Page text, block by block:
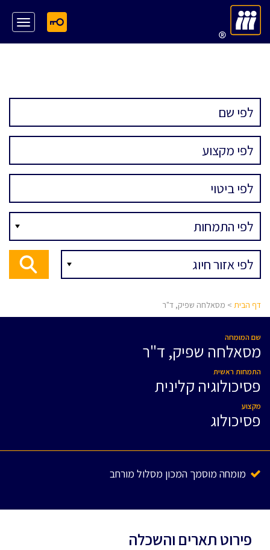
דף הבית > מסאלחה שפיק, ד"ר
שם המומחה
מסאלחה שפיק, ד"ר
התמחות ראשית
פסיכולוגיה קלינית
מקצוע
פסיכולוג
מומחה מוסמך המכון מסלול מורחב
פירוט תארים והשכלה